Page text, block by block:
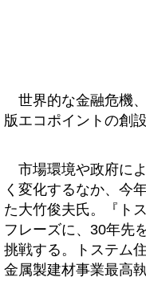
世界的な金融危機
版エコポイントの創
市場環境や政府に
く変化するなか、今
た大竹俊夫氏。『ト
フレーズに、30年先
挑戦する。トステム
金属製建材事業最高